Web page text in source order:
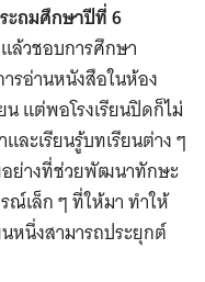
ถมศึกษาปีที่​ 6​
ล้วชอบการศึกษา
รอ่านหนังสือในห้อง
แต่พอโรงเรียนปิดก็ไม่
ละเรียนรู้บทเรียนต่าง ๆ
อย่างที่ช่วยพัฒนาทักษะ
ณ์เล็ก ๆ ที่ให้มา ทำให้
หนึ่งสามารถประยุกต์